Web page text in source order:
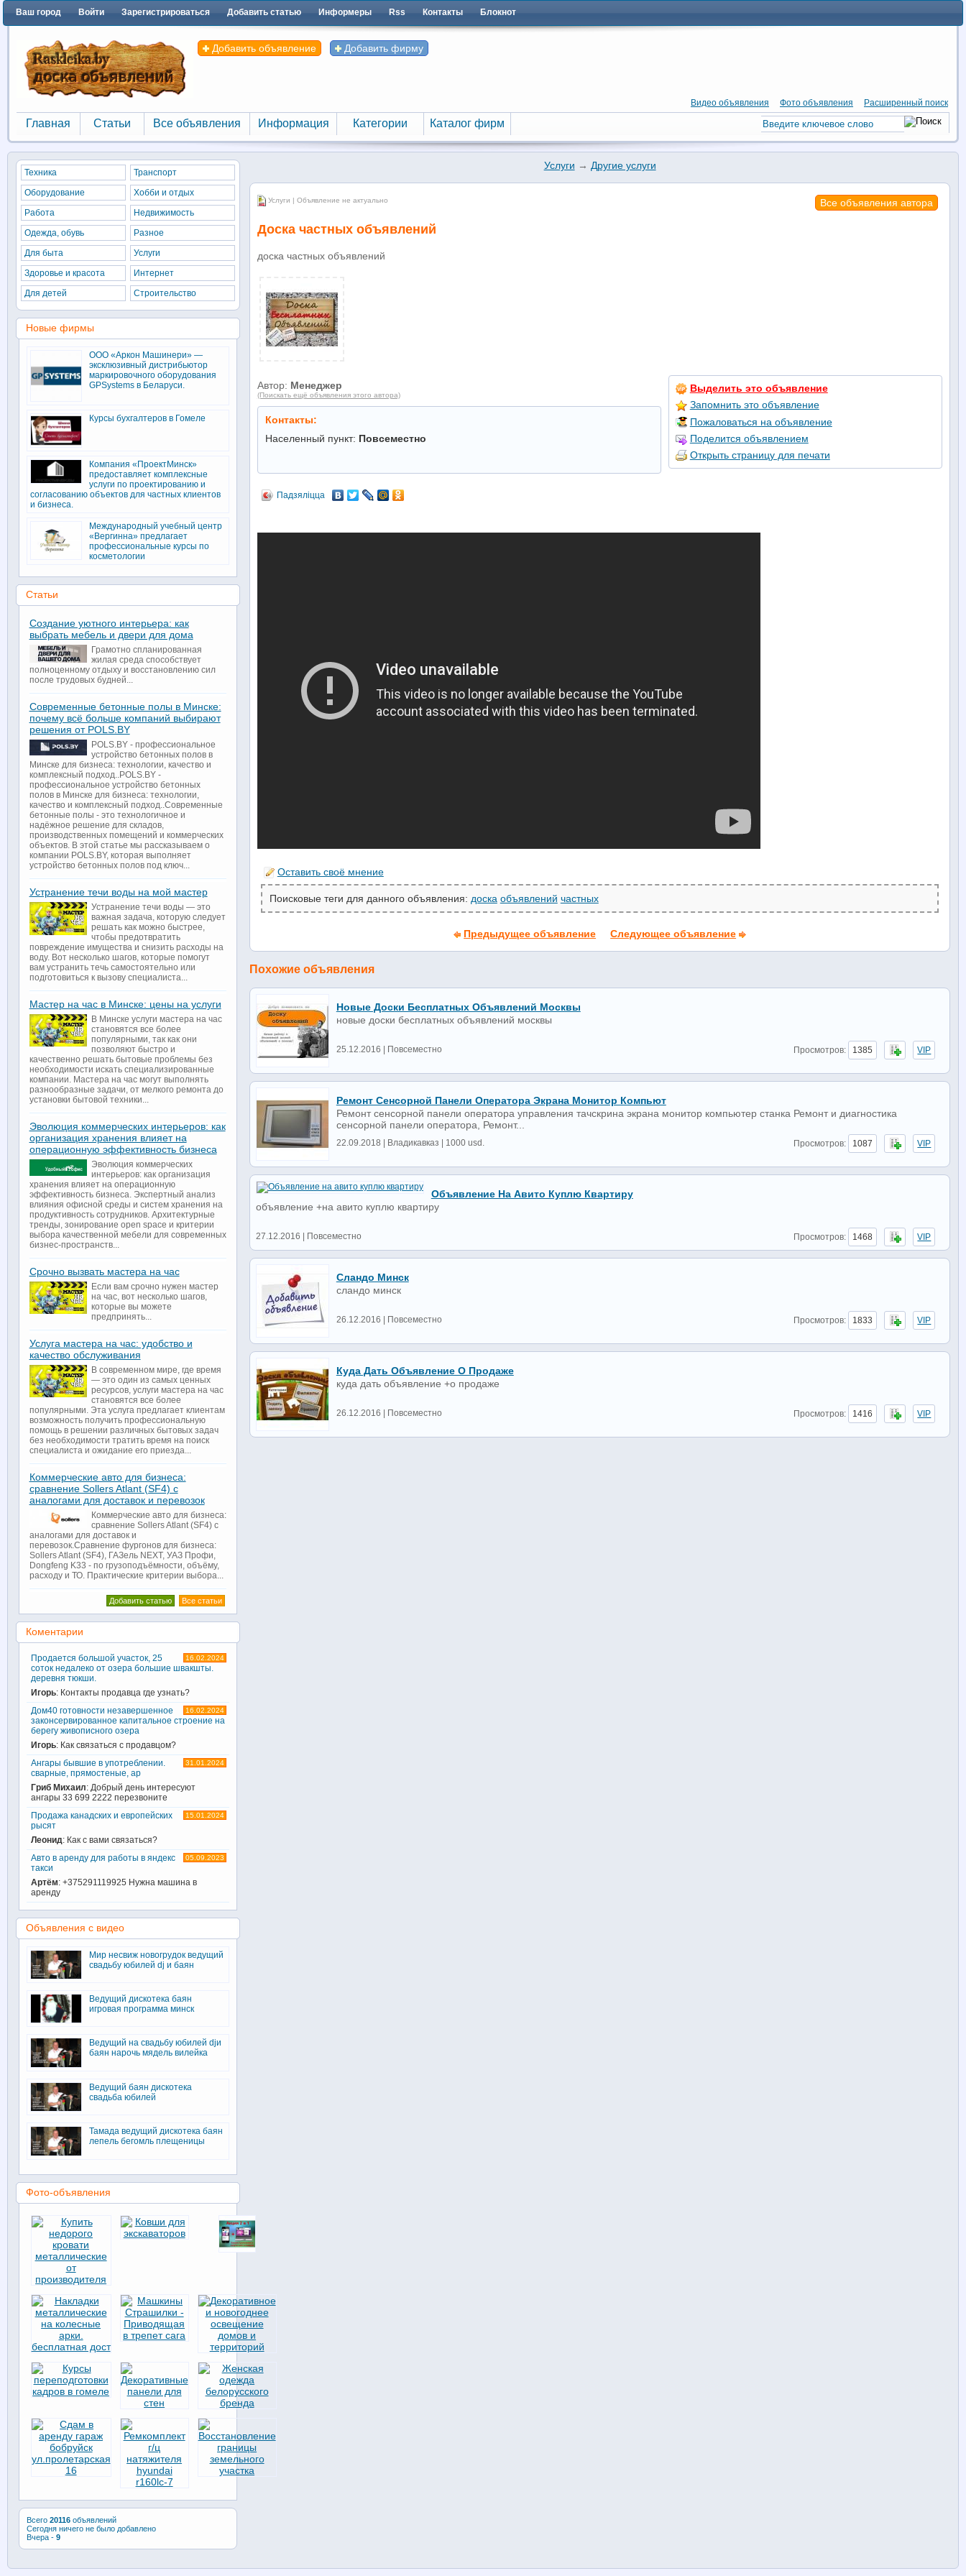
Ваш город Войти Зарегистрироваться Добавить статью Информеры Rss Контакты Блокнот
Добавить объявление Добавить фирму
Видео объявления Фото объявления Расширенный поиск
Главная
Главная
Статьи
Статьи
Все объявления
Все объявления
Информация Категории Каталог фирм
Услуги → Другие услуги
Все объявления автора
Услуги | Объявление не актуально
Доска частных объявлений
доска частных объявлений
Автор: Менеджер
(Поискать ещё объявления этого автора)
Контакты:
Населенный пункт: Повсеместно
Выделить это объявление
Запомнить это объявление
Пожаловаться на объявление
Поделится объявлением
Открыть страницу для печати
Падзяліцца
Оставить своё мнение
Поисковые теги для данного объявления: доска объявлений частных
Предыдущее объявление Следующее объявление
Похожие объявления
Новые Доски Бесплатных Объявлений Москвы
новые доски бесплатных объявлений москвы
25.12.2016 | Повсеместно Просмотров: 1385 VIP
Ремонт Сенсорной Панели Оператора Экрана Монитор Компьют
Ремонт сенсорной панели оператора управления тачскрина экрана монитор компьютер станка Ремонт и диагностика
сенсорной панели оператора, Ремонт...
22.09.2018 | Владикавказ | 1000 usd. Просмотров: 1087 VIP
Объявление На Авито Куплю Квартиру
объявление +на авито куплю квартиру
27.12.2016 | Повсеместно Просмотров: 1468 VIP
Сландо Минск
сландо минск
26.12.2016 | Повсеместно Просмотров: 1833 VIP
Куда Дать Объявление О Продаже
куда дать объявление +о продаже
26.12.2016 | Повсеместно Просмотров: 1416 VIP
Техника
Транспорт
Оборудование
Хобби и отдых
Работа
Недвижимость
Одежда, обувь
Разное
Для быта
Услуги
Здоровье и красота
Интернет
Для детей
Строительство
Новые фирмы
ООО «Аркон Машинери» —
эксклюзивный дистрибьютор
маркировочного оборудования
GPSystems в Беларуси.
Курсы бухгалтеров в Гомеле
Компания «ПроектМинск»
предоставляет комплексные
услуги по проектированию и
согласованию объектов для частных клиентов
и бизнеса.
Международный учебный центр
«Вергинна» предлагает
профессиональные курсы по
косметологии
Статьи
Создание уютного интерьера: как
выбрать мебель и двери для дома
Грамотно спланированная
жилая среда способствует
полноценному отдыху и восстановлению сил
после трудовых будней...
Современные бетонные полы в Минске:
почему всё больше компаний выбирают
решения от POLS.BY
POLS.BY - профессиональное
устройство бетонных полов в
Минске для бизнеса: технологии, качество и
комплексный подход..POLS.BY -
профессиональное устройство бетонных
полов в Минске для бизнеса: технологии,
качество и комплексный подход..Современные
бетонные полы - это технологичное и
надёжное решение для складов,
производственных помещений и коммерческих
объектов. В этой статье мы рассказываем о
компании POLS.BY, которая выполняет
устройство бетонных полов под ключ...
Устранение течи воды на мой мастер
Устранение течи воды — это
важная задача, которую следует
решать как можно быстрее,
чтобы предотвратить
повреждение имущества и снизить расходы на
воду. Вот несколько шагов, которые помогут
вам устранить течь самостоятельно или
подготовиться к вызову специалиста...
Мастер на час в Минске: цены на услуги
В Минске услуги мастера на час
становятся все более
популярными, так как они
позволяют быстро и
качественно решать бытовые проблемы без
необходимости искать специализированные
компании. Мастера на час могут выполнять
разнообразные задачи, от мелкого ремонта до
установки бытовой техники...
Эволюция коммерческих интерьеров: как
организация хранения влияет на
операционную эффективность бизнеса
Эволюция коммерческих
интерьеров: как организация
хранения влияет на операционную
эффективность бизнеса. Экспертный анализ
влияния офисной среды и систем хранения на
продуктивность сотрудников. Архитектурные
тренды, зонирование open space и критерии
выбора качественной мебели для современных
бизнес-пространств...
Срочно вызвать мастера на час
Если вам срочно нужен мастер
на час, вот несколько шагов,
которые вы можете
предпринять...
Услуга мастера на час: удобство и
качество обслуживания
В современном мире, где время
— это один из самых ценных
ресурсов, услуги мастера на час
становятся все более
популярными. Эта услуга предлагает клиентам
возможность получить профессиональную
помощь в решении различных бытовых задач
без необходимости тратить время на поиск
специалиста и ожидание его приезда...
Коммерческие авто для бизнеса:
сравнение Sollers Atlant (SF4) с
аналогами для доставок и перевозок
Коммерческие авто для бизнеса:
сравнение Sollers Atlant (SF4) с
аналогами для доставок и
перевозок.Сравнение фургонов для бизнеса:
Sollers Atlant (SF4), ГАЗель NEXT, УАЗ Профи,
Dongfeng K33 - по грузоподъёмности, объёму,
расходу и ТО. Практические критерии выбора...
Все статьи
Добавить статью
Коментарии
16.02.2024
Продается большой участок, 25
соток недалеко от озера большие швакшты.
деревня тюкши.
Игорь: Контакты продавца где узнать?
16.02.2024
Дом40 готовности незавершенное
законсервированное капитальное строение на
берегу живописного озера
Игорь: Как связаться с продавцом?
31.01.2024
Ангары бывшие в употреблении.
сварные, прямостеные, ар
Гриб Михаил: Добрый день интересуют
ангары 33 699 2222 перезвоните
15.01.2024
Продажа канадских и европейских
рысят
Леонид: Как с вами связаться?
05.09.2023
Авто в аренду для работы в яндекс
такси
Артём: +375291119925 Нужна машина в
аренду
Объявления с видео
Мир несвиж новогрудок ведущий
свадьбу юбилей dj и баян
Ведущий дискотека баян
игровая программа минск
Ведущий на свадьбу юбилей djи
баян нарочь мядель вилейка
Ведущий баян дискотека
свадьба юбилей
Тамада ведущий дискотека баян
лепель бегомль плещеницы
Фото-объявления
Всего 20116объявлений
Сегодня ничего не было добавлено
Вчера - 9